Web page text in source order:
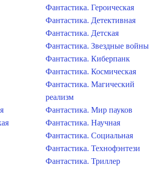
Фантастика. Героическая
Фантастика. Детективная
Фантастика. Детская
Фантастика. Звездные войны
Фантастика. Киберпанк
Фантастика. Космическая
Фантастика. Магический
реализм
Фантастика. Мир пауков
Фантастика. Научная
Фантастика. Социальная
Фантастика. Технофэнтези
Фантастика. Триллер